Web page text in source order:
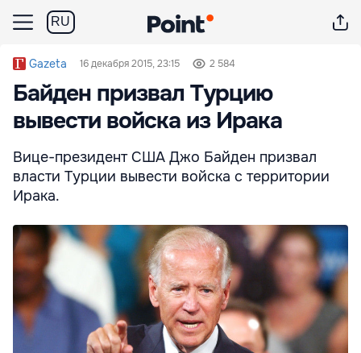
RU
Gazeta 16 декабря 2015, 23:15 2 584
Байден призвал Турцию
вывести войска из Ирака
Вице-президент США Джо Байден призвал
власти Турции вывести войска с территории
Ирака.